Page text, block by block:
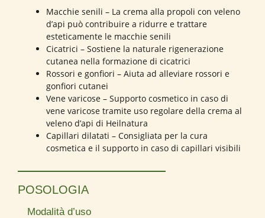
Macchie senili – La crema alla propoli con veleno
d’api può contribuire a ridurre e trattare
esteticamente le macchie senili
Cicatrici – Sostiene la naturale rigenerazione
cutanea nella formazione di cicatrici
Rossori e gonfiori – Aiuta ad alleviare rossori e
gonfiori cutanei
Vene varicose – Supporto cosmetico in caso di
vene varicose tramite uso regolare della crema al
veleno d’api di Heilnatura
Capillari dilatati – Consigliata per la cura
cosmetica e il supporto in caso di capillari visibili
POSOLOGIA
Modalità d’uso